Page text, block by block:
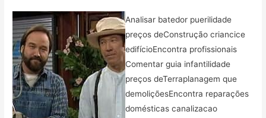
Analisar batedor puerilidade
preços deConstrução criancice
edifícioEncontra profissionais
Comentar guia infantilidade
preços deTerraplanagem que
demoliçõesEncontra reparações
domésticas canalizacao